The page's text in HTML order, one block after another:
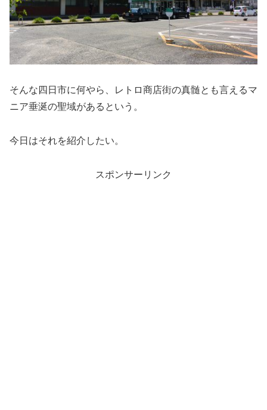
そんな四日市に何やら、レトロ商店街の真髄とも言えるマ
ニア垂涎の聖域があるという。
今日はそれを紹介したい。
スポンサーリンク